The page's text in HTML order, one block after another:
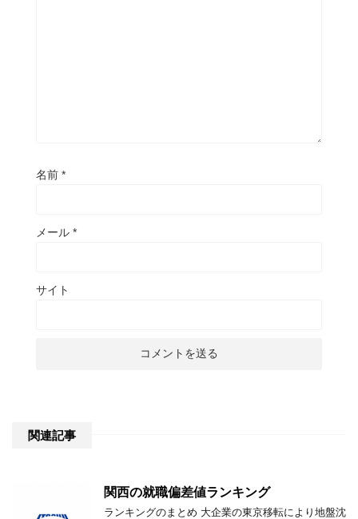
名前 *
メール *
サイト
関連記事
関西の就職偏差値ランキング
ランキングのまとめ 大企業の東京移転により地盤沈